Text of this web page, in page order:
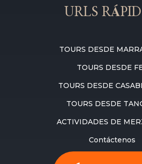
URLS
TOURS DESDE
TOURS DESDE
TOURS DESDE
TOURS DESDE
ACTIVIDADES DE
Contáctenos